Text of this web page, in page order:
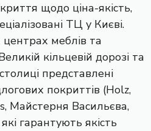
щодо ціна-якість,
ТЦ у Києві.
меблів та
кільцевій дорозі та
представлені
покриттів (Holz,
Майстерня Васильєва,
гарантують якість